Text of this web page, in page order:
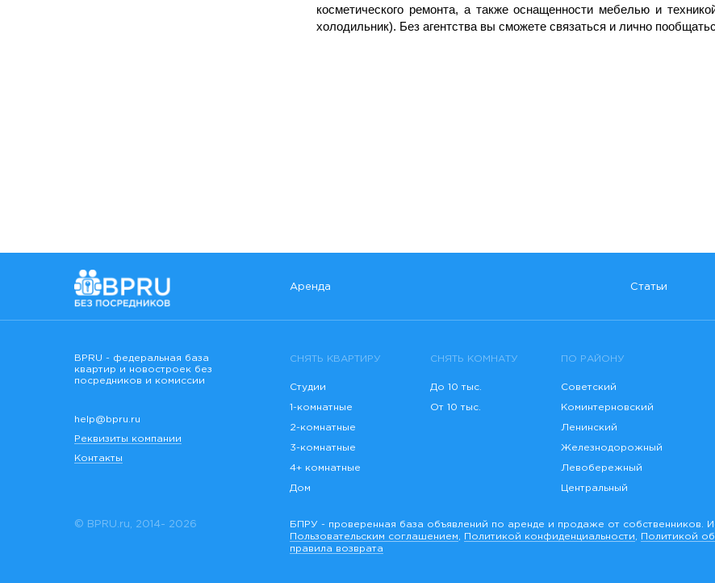
косметического ремонта, а также оснащенности мебелью и
холодильник). Без агентства вы сможете связаться и лично
Аренда Статьи
BPRU - федеральная база
квартир и новостроек без
посредников и комиссии
help@bpru.ru
Реквизиты компании
Контакты
СНЯТЬ КВАРТИРУ
Студии
1-комнатные
2-комнатные
3-комнатные
4+ комнатные
Дом
СНЯТЬ КОМНАТУ
До 10 тыс.
От 10 тыс.
ПО РАЙОНУ
Советский
Коминтерновский
Ленинский
Железнодорожный
Левобережный
Центральный
© BPRU.ru, 2014- 2026
БПРУ - проверенная база объявлений по аренде и продаже от собственников.
Пользовательским соглашением
Политикой конфиденциальности Политикой
правила возврата